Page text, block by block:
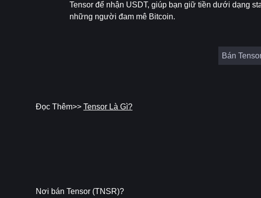
Tensor để nhận USDT, giúp bạn giữ tiền dưới dạng
những người đam mê Bitcoin.
Bán
Đọc Thêm>> Tensor Là Gì?
Nơi bán Tensor (TNSR)?